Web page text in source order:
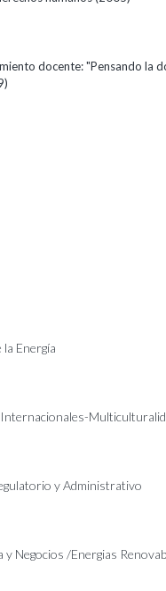
docente: "Pensando la
Energía
y Administrativo
Negocios /Energias